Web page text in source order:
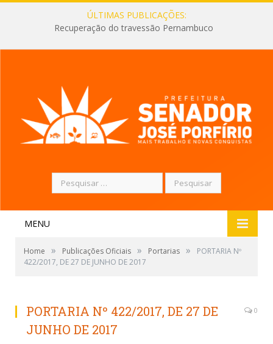
ÚLTIMAS PUBLICAÇÕES:
Recuperação do travessão Pernambuco
Pesquisar
por:
MENU
Home » Publicações Oficiais » Portarias »
PORTARIA Nº
422/2017, DE 27 DE JUNHO DE 2017
PORTARIA Nº 422/2017, DE 27 DE
JUNHO DE 2017
0